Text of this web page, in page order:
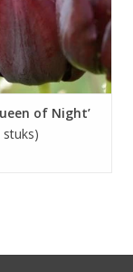
of Night’